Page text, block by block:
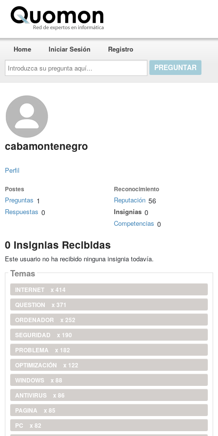
Introduzca
su
pregunta
aquí...
Home Iniciar Sesión Registro
cabamontenegro
Perfil
Postes
Preguntas 1
Respuestas 0
Reconocimiento
Reputación 56
Insignias 0
Competencias 0
0 Insignias Recibidas
Este usuario no ha recibido ninguna insignia todavía.
Temas
INTERNET
x 414
QUESTION
x 371
ORDENADOR
x 252
SEGURIDAD
x 190
PROBLEMA
x 182
OPTIMIZACIÓN
x 122
WINDOWS
x 88
ANTIVIRUS
x 86
PAGINA
x 85
PC
x 82